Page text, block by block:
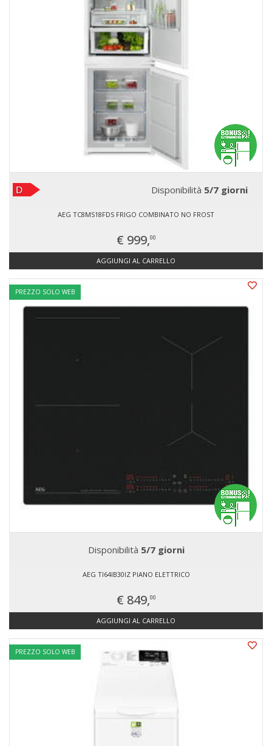
Disponibilità 5/7 giorni
AEG TC8MS18FDS FRIGO COMBINATO NO FROST
€ 999,00
AGGIUNGI AL CARRELLO
PREZZO SOLO WEB
Disponibilità 5/7 giorni
AEG TI64IB30IZ PIANO ELETTRICO
€ 849,00
AGGIUNGI AL CARRELLO
PREZZO SOLO WEB